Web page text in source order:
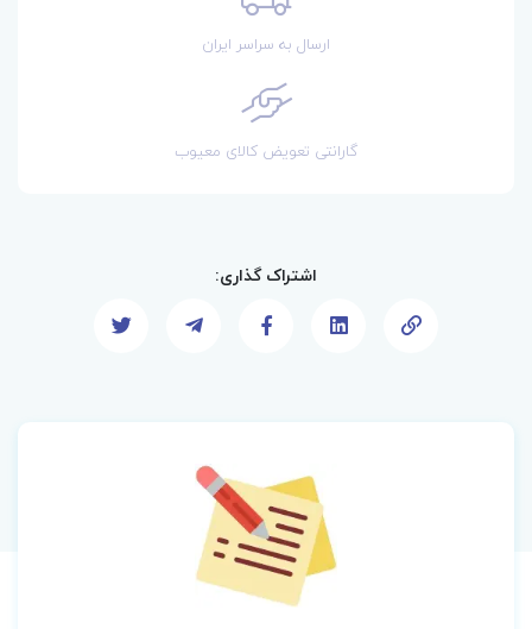
ارسال به سراسر ایران
گارانتی تعویض کالای معیوب
اشتراک گذاری: